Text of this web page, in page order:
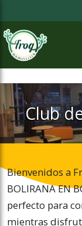
Club
Bienvenidos a
BOLIRANA EN
perfecto para
mientras